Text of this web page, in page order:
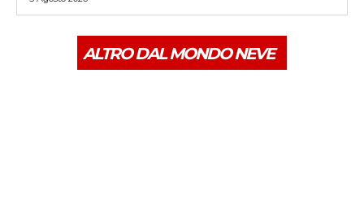
ALTRO DAL MONDO NEVE